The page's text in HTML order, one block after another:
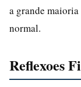
a grande
normal.
Reflexoes